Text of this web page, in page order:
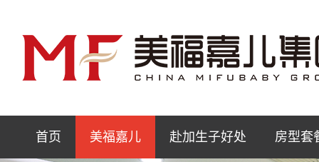
首页 美福嘉儿 赴加生子好处 房型套